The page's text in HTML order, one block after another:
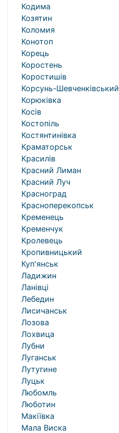
Кодима
Козятин
Коломия
Конотоп
Корець
Коростень
Коростишів
Корсунь-Шевченківський
Корюківка
Косів
Костопіль
Костянтинівка
Краматорськ
Красилів
Красний Лиман
Красний Луч
Красноград
Красноперекопськ
Кременець
Кременчук
Кролевець
Кропивницький
Куп'янськ
Ладижин
Ланівці
Лебедин
Лисичанськ
Лозова
Лохвица
Лубни
Луганськ
Лутугине
Луцьк
Любомль
Люботин
Макіївка
Мала Виска